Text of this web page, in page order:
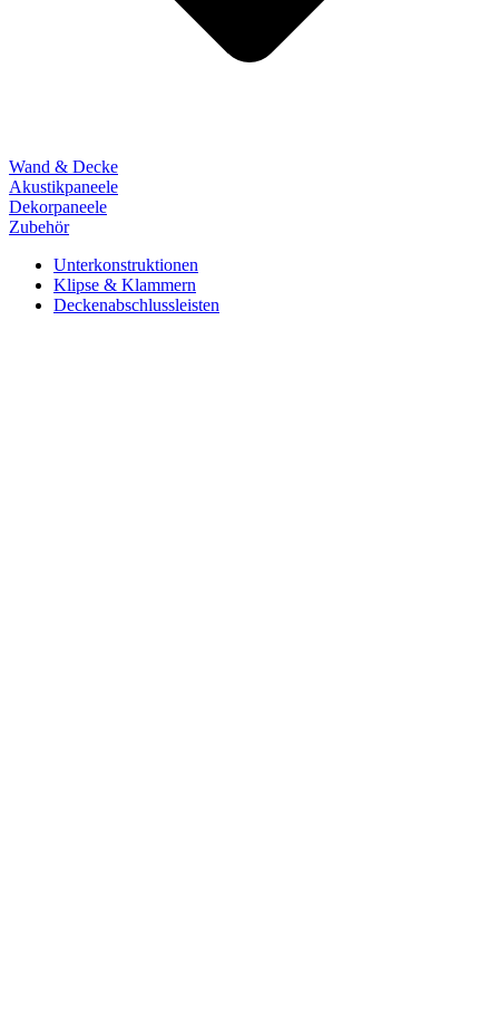
Wand & Decke
Akustikpaneele
Dekorpaneele
Zubehör
Unterkonstruktionen
Klipse & Klammern
Deckenabschlussleisten